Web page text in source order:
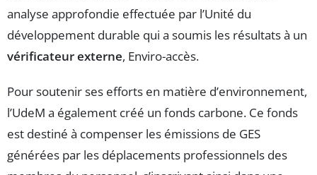
analyse approfondie effectuée par l’Unité du
développement durable qui a soumis les résultats à un
vérificateur externe, Enviro-accès.
Pour soutenir ses efforts en matière d’environnement,
l’UdeM a également créé un fonds carbone. Ce fonds
est destiné à compenser les émissions de GES
générées par les déplacements professionnels des